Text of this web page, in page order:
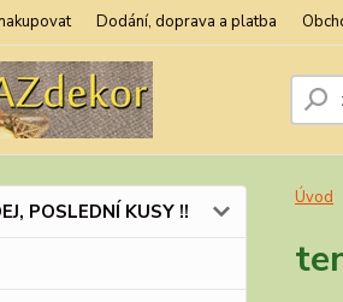
Dodání, doprava a platba
POSLEDNÍ KUSY !!
Úvod